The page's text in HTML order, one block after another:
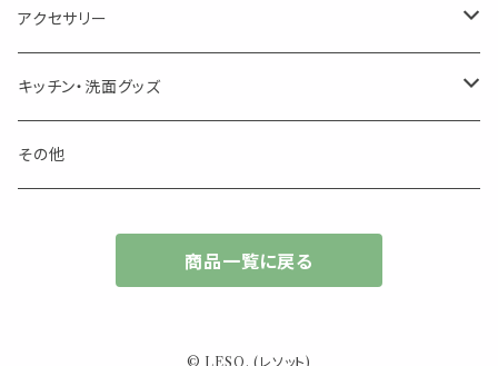
スクリュー容器
チューブ
スライドケース
サシェ・香り袋
アロマオイルウォーマー
アロマストーン
音楽・楽器
ポストカード・メッセージカード
フック・マグネット・画鋲
ステッカー・マスキングテープ・付箋
キャンドル・お香
ウォールアイテム
フック・マグネット・画鋲
収納・小物トレー
アクセサリー
ブローチ・ピンバッチ
ピアス
キッチン・洗面グッズ
カトラリー
その他
商品一覧に戻る
© LESO. (レソット)